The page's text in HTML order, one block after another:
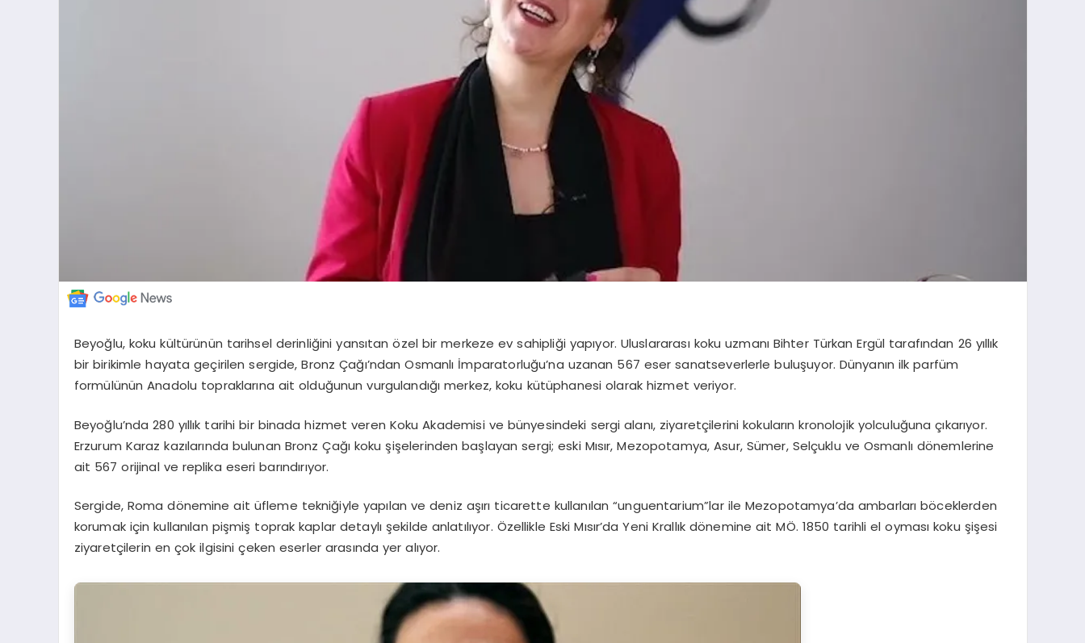
Beyoğlu, koku kültürünün tarihsel derinliğini yansıtan özel bir merkeze ev sahipliği yapıyor. Uluslararası koku uzmanı Bihter Türkan Ergül tarafından 26 yıllık
bir birikimle hayata geçirilen sergide, Bronz Çağı’ndan Osmanlı İmparatorluğu’na uzanan 567 eser sanatseverlerle buluşuyor. Dünyanın ilk parfüm
formülünün Anadolu topraklarına ait olduğunun vurgulandığı merkez, koku kütüphanesi olarak hizmet veriyor.
Beyoğlu’nda 280 yıllık tarihi bir binada hizmet veren Koku Akademisi ve bünyesindeki sergi alanı, ziyaretçilerini kokuların kronolojik yolculuğuna çıkarıyor.
Erzurum Karaz kazılarında bulunan Bronz Çağı koku şişelerinden başlayan sergi; eski Mısır, Mezopotamya, Asur, Sümer, Selçuklu ve Osmanlı dönemlerine
ait 567 orijinal ve replika eseri barındırıyor.
Sergide, Roma dönemine ait üfleme tekniğiyle yapılan ve deniz aşırı ticarette kullanılan “unguentarium”lar ile Mezopotamya’da ambarları böceklerden
korumak için kullanılan pişmiş toprak kaplar detaylı şekilde anlatılıyor. Özellikle Eski Mısır’da Yeni Krallık dönemine ait MÖ. 1850 tarihli el oyması koku şişesi
ziyaretçilerin en çok ilgisini çeken eserler arasında yer alıyor.